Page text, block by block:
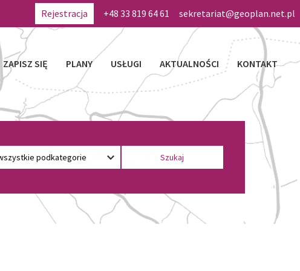
Rejestracja +48 33 819 64 61 sekretariat@geoplan.net.pl
ZAPISZ SIĘ PLANY USŁUGI AKTUALNOŚCI KONTAKT